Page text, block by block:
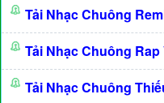
Tải Nhạc Chuông
Tải Nhạc Chuông Rap
Tải Nhạc Chuông